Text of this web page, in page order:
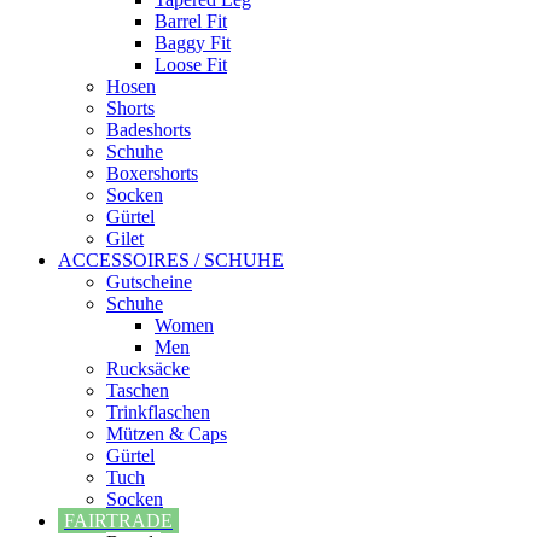
Barrel Fit
Baggy Fit
Loose Fit
Hosen
Shorts
Badeshorts
Schuhe
Boxershorts
Socken
Gürtel
Gilet
ACCESSOIRES / SCHUHE
Gutscheine
Schuhe
Women
Men
Rucksäcke
Taschen
Trinkflaschen
Mützen & Caps
Gürtel
Tuch
Socken
FAIRTRADE